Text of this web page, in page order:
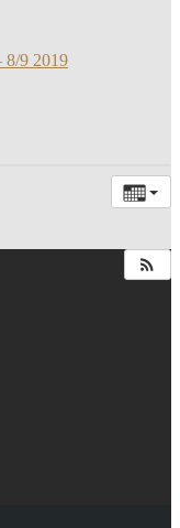
8/9 2019